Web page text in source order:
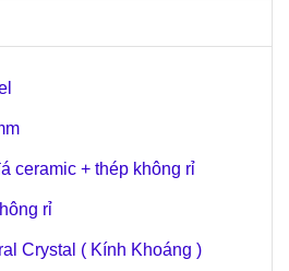
ceramic + thép không rỉ
rỉ
Crystal ( Kính Khoáng )